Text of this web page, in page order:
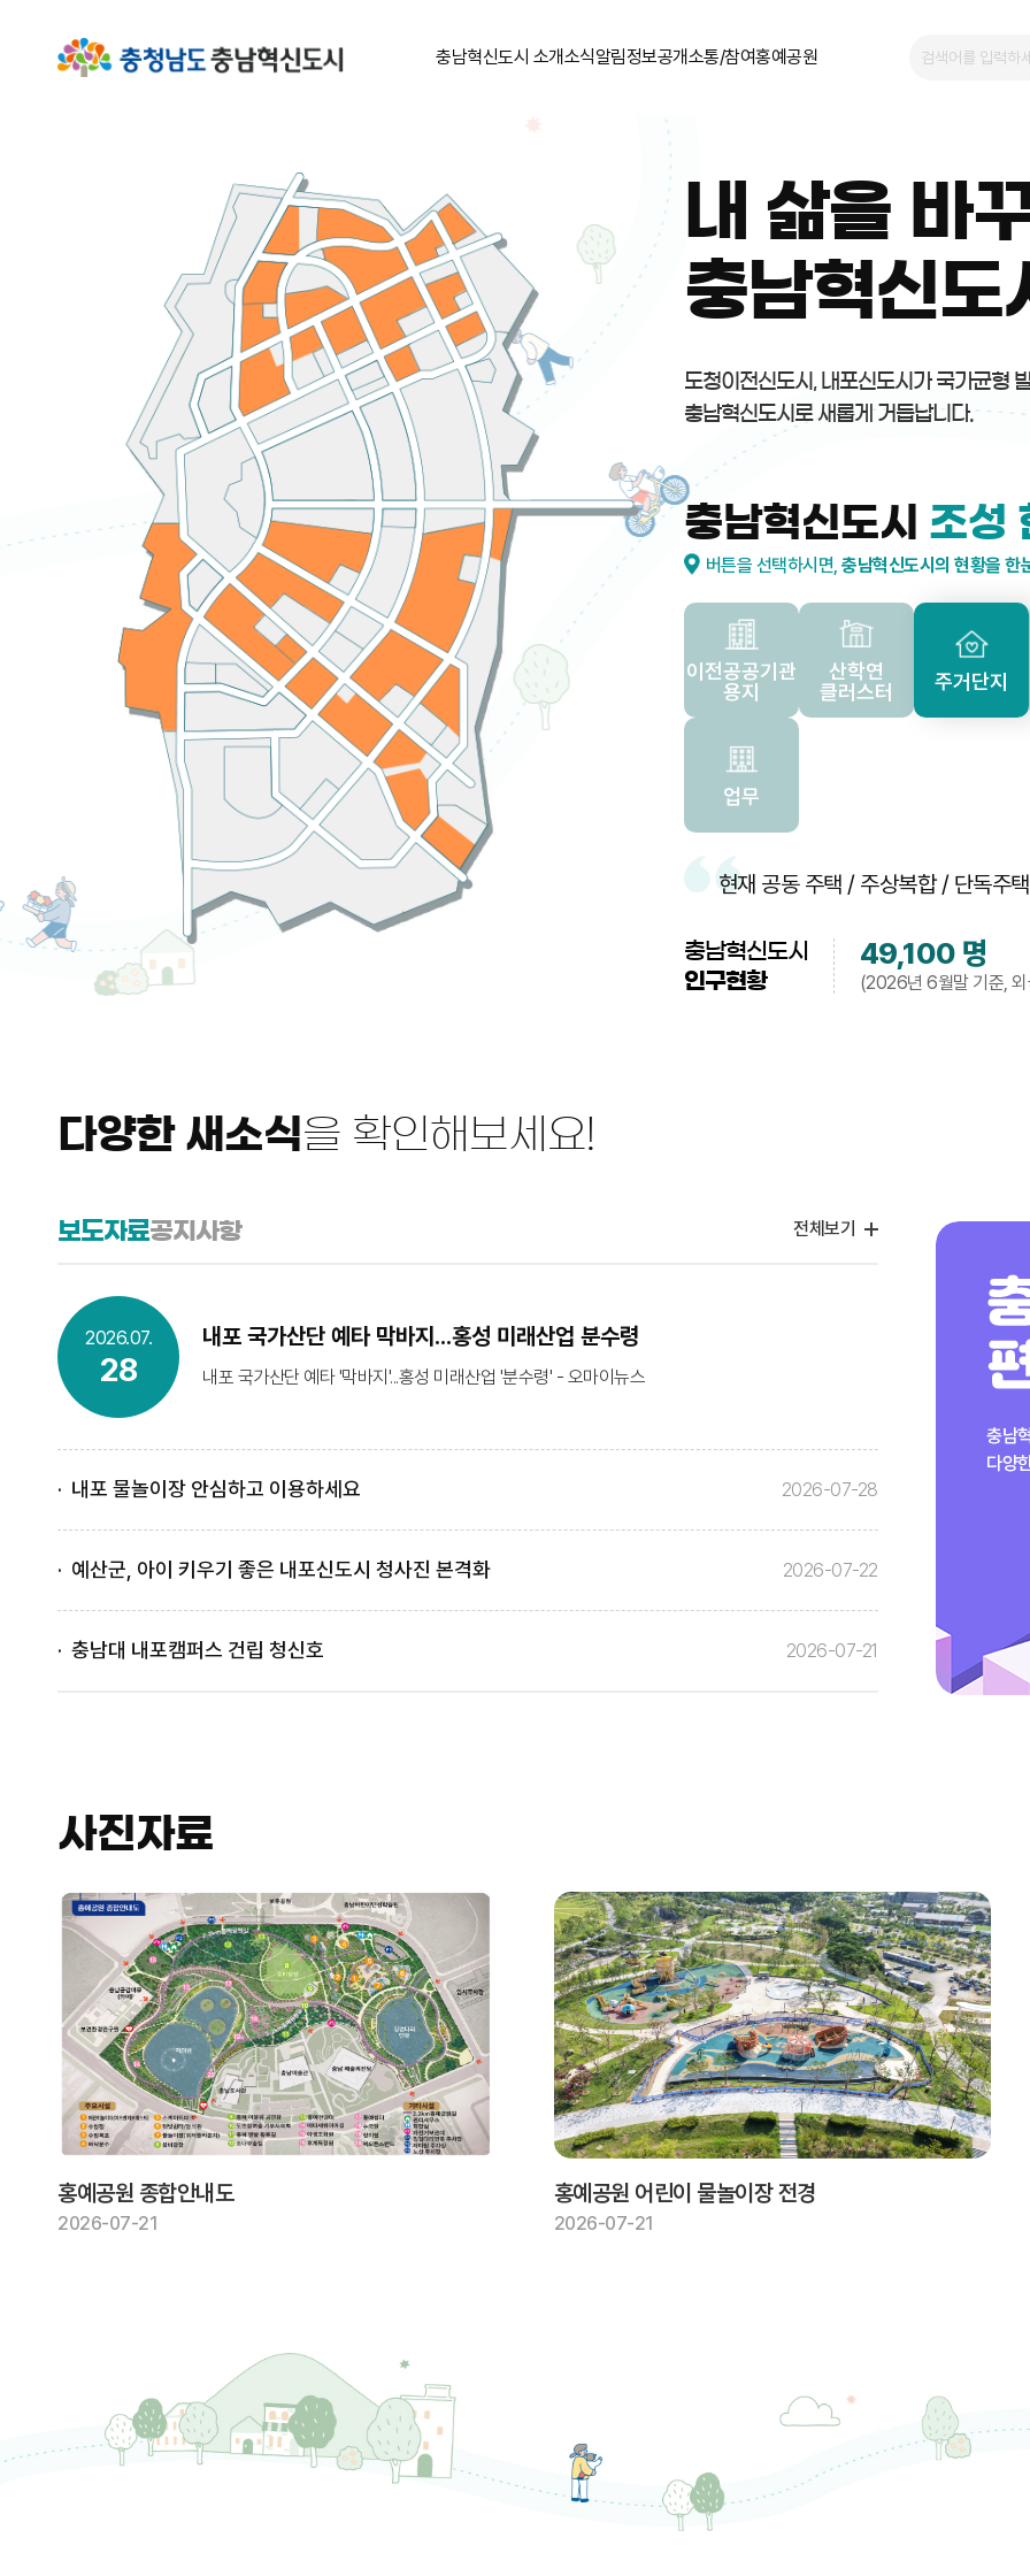
충남혁신도시 소개소식알림정보공개소통/참여홍예공원
내 삶을 바
충남혁신도
도청이전신도시, 내포신도시가 국가균형
충남혁신도시로 새롭게 거듭납니다.
충남혁신도시 조성
버튼을 선택하시면,충남혁신도시의 현황을 한
이전공공기관
용지
산학연
클러스터
주거단지
업무
현재 공동 주택 / 주상복합 / 단독주
충남혁신도시
인구현황
49,100 명
(2026년 6월말 기준,
다양한 새소식을 확인해보세요!
보도자료공지사항 전체보기
2026.07.
28
내포 국가산단 예타 막바지...홍성 미래산업 분수령
내포 국가산단 예타 '막바지'...홍성 미래산업 '분수령' - 오마이뉴스
내포 물놀이장 안심하고 이용하세요 2026-07-28
예산군, 아이 키우기 좋은 내포신도시 청사진 본격화 2026-07-22
충남대 내포캠퍼스 건립 청신호 2026-07-21
사진자료
홍예공원 종합안내도
2026-07-21
홍예공원 어린이 물놀이장 전경
2026-07-21